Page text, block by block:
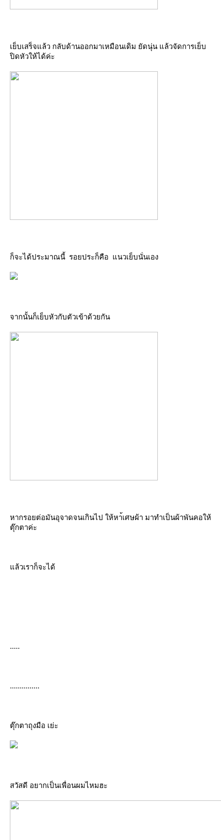
เย็บเสร็จแล้ว กลับด้านออกมาเหมือนเดิม ยัดนุ่น แล้วจัดการเย็บ
ปิดหัวให้ได้ค่ะ
ก็จะได้ประมาณนี้ รอยประก็คือ แนวเย็บนั่นเอง
จากนั้นก็เย็บหัวกับตัวเข้าด้วยกัน
หากรอยต่อมันอุจาดจนเกินไป ให้หา้เศษผ้า มาทำเป็นผ้าพันคอให้
ตุ๊กตาค่ะ
แล้วเราก็จะได้
.....
...............
ตุ๊กตาถุงมือ เย่ะ
สวัสดี อยากเป็นเพื่อนผมไหมฮะ